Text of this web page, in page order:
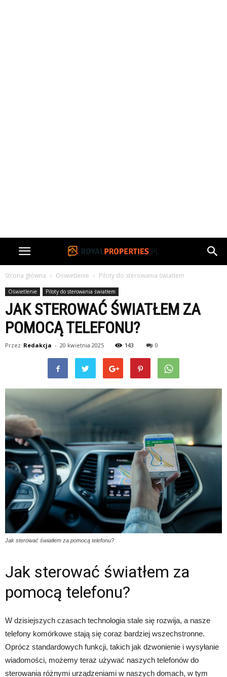
Strona główna Oświetlenie Piloty do sterowania światłem
Oświetlenie Piloty do sterowania światłem
JAK STEROWAĆ ŚWIATŁEM ZA
POMOCĄ TELEFONU?
Przez Redakcja - 20 kwietnia 2025 143 0
Jak sterować światłem za pomocą telefonu?
Jak sterować światłem za
pomocą telefonu?
W dzisiejszych czasach technologia stale się rozwija, a nasze
telefony komórkowe stają się coraz bardziej wszechstronne.
Oprócz standardowych funkcji, takich jak dzwonienie i wysyłanie
wiadomości, możemy teraz używać naszych telefonów do
sterowania różnymi urządzeniami w naszych domach, w tym